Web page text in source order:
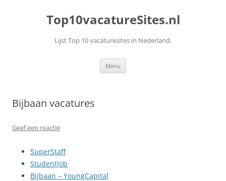
Top10vacatureSites.nl
Lijst Top 10 vacaturesites in Nederland.
Menu
Bijbaan vacatures
Geef een reactie
SuperStaff
StudentJob
Bijbaan – YoungCapital